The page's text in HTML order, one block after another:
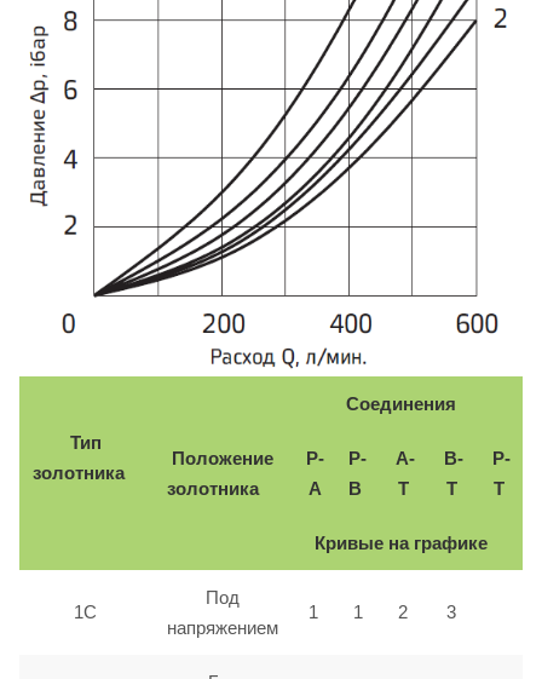
Тип
золотника
Положение
золотника
Соединения
P-
A
P-
B
A-
T
B-
T
P-
T
Кривые на графике
1C
Под
напряжением
1 1 2 3